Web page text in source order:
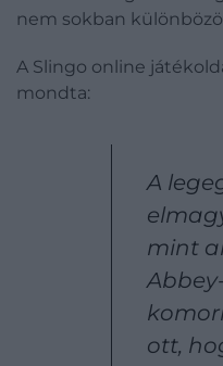
nem sokban
A Slingo online
mondta:
A
mint
ott,